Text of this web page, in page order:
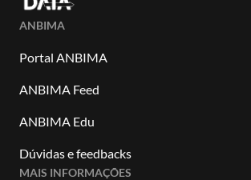
ANBIMA
Portal ANBIMA
ANBIMA Feed
ANBIMA Edu
Dúvidas e feedbacks
MAIS INFORMAÇÕES